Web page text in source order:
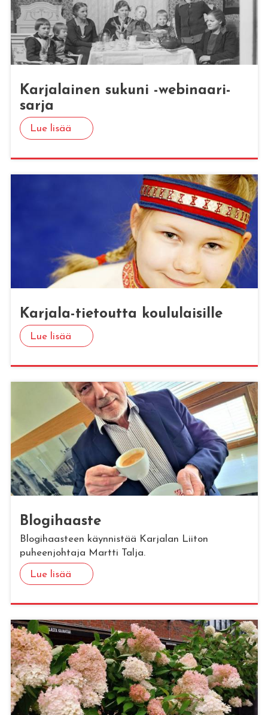
Kar­ja­lai­nen su­ku­ni -we­bi­naa­ri­
sar­ja
Lue lisää
Kar­ja­la-tie­tout­ta kou­lu­lai­sil­le
Lue lisää
Blo­gi­haas­te
Blogihaasteen käynnistää Karjalan Liiton
puheenjohtaja Martti Talja.
Lue lisää